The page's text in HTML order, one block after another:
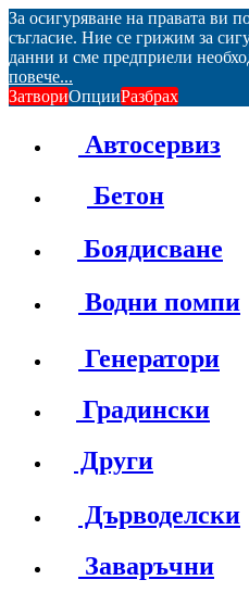
За осигуряване на правата ви
съгласие. Ние се грижим за
данни и сме предприели
повече...
ЗатвориОпцииРазбрах
Автосервиз
Бетон
Боядисване
Водни помпи
Генератори
Градински
Други
Дърводелски
Заваръчни